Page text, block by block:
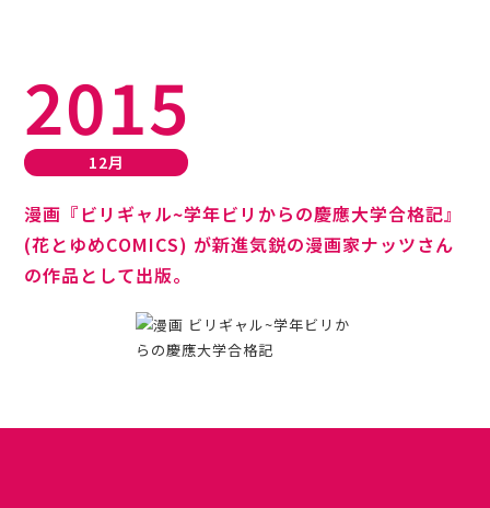
2015
12月
漫画『ビリギャル~学年ビリからの慶應大学合格記』
(花とゆめCOMICS) が新進気鋭の漫画家ナッツさん
の作品として出版。